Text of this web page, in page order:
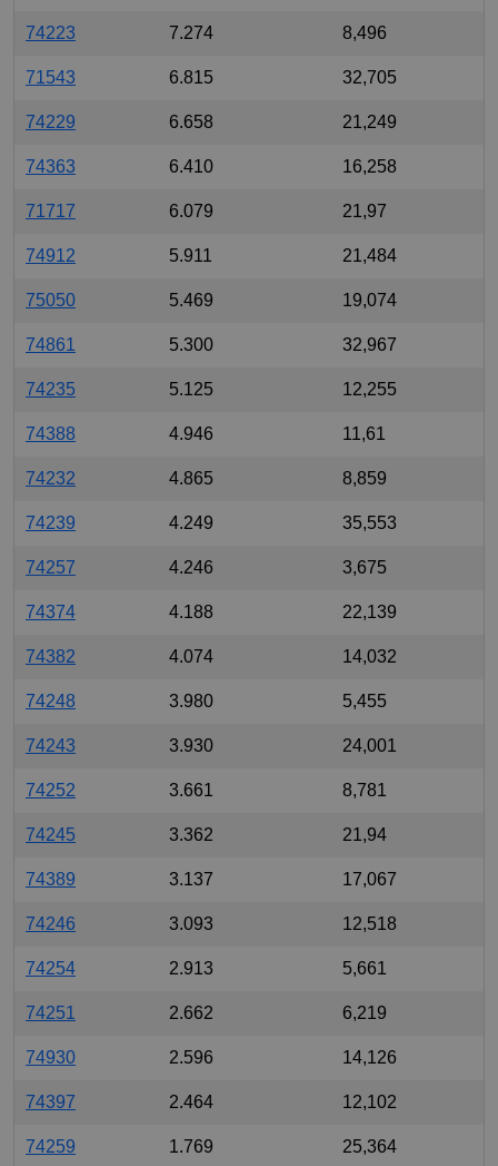
74223 7.274 8,496
71543 6.815 32,705
74229 6.658 21,249
74363 6.410 16,258
71717 6.079 21,97
74912 5.911 21,484
75050 5.469 19,074
74861 5.300 32,967
74235 5.125 12,255
74388 4.946 11,61
74232 4.865 8,859
74239 4.249 35,553
74257 4.246 3,675
74374 4.188 22,139
74382 4.074 14,032
74248 3.980 5,455
74243 3.930 24,001
74252 3.661 8,781
74245 3.362 21,94
74389 3.137 17,067
74246 3.093 12,518
74254 2.913 5,661
74251 2.662 6,219
74930 2.596 14,126
74397 2.464 12,102
74259 1.769 25,364